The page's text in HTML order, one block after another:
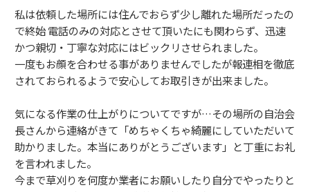
私は依頼した場所には住んでおらず少し離れた場所だったの
で終始 電話のみの対応とさせて頂いたにも関わらず、迅速
かつ親切・丁寧な対応にはビックリさせられました。
一度もお顔を合わせる事がありませんでしたが報連相を徹底
されておられるようで安心してお取引きが出来ました。
気になる作業の仕上がりについてですが…その場所の自治会
長さんから連絡がきて「めちゃくちゃ綺麗にしていただいて
助かりました。本当にありがとうございます」と丁重にお礼
を言われました。
今まで草刈りを何度か業者にお願いしたり自分でやったりと